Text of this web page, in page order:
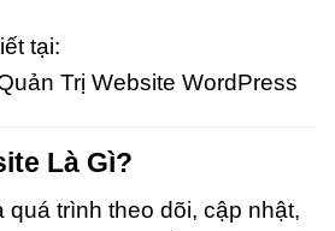
tại:
Trị Website WordPress
Là Gì?
quá trình theo dõi, cập nhật,